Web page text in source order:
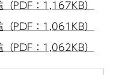
（PDF：1,167KB）
（PDF：1,061KB）
（PDF：1,062KB）